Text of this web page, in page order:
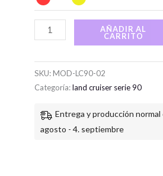
AÑADIR AL
CARRITO
SKU:MOD-LC90-02
Categoría:land cruiser serie 90
Entrega y producción normal
agosto - 4. septiembre